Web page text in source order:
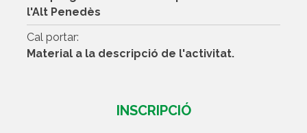
l'Alt Penedès
Cal portar:
Material a la descripció de l'activitat.
INSCRIPCIÓ